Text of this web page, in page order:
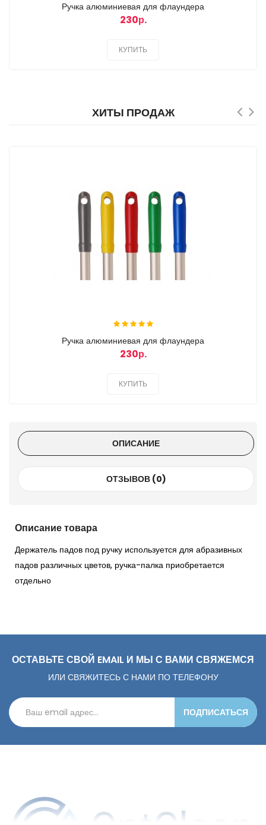
Ручка алюминиевая для флаундера
230р.
КУПИТЬ
ХИТЫ ПРОДАЖ
Ручка алюминиевая для флаундера
230р.
КУПИТЬ
ОПИСАНИЕ
ОТЗЫВОВ (0)
Описание товара
Держатель падов под ручку используется для абразивных
падов различных цветов, ручка-палка приобретается
отдельно
ОСТАВЬТЕ СВОЙ EMAIL И МЫ С ВАМИ СВЯЖЕМСЯ
ИЛИ СВЯЖИТЕСЬ С НАМИ ПО ТЕЛЕФОНУ
ПОДПИСАТЬСЯ